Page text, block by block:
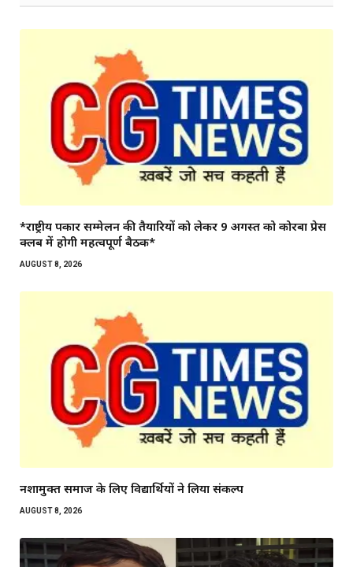
*राष्ट्रीय पत्रकार सम्मेलन की तैयारियों को लेकर 9 अगस्त को कोरबा प्रेस
क्लब में होगी महत्वपूर्ण बैठक*
AUGUST 8, 2026
नशामुक्त समाज के लिए विद्यार्थियों ने लिया संकल्प
AUGUST 8, 2026